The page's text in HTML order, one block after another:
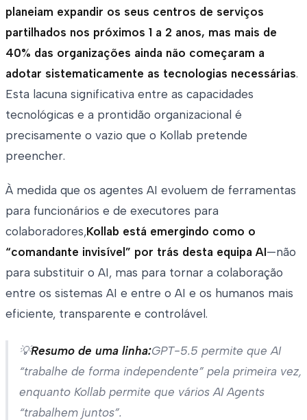
planeiam expandir os seus centros de serviços
partilhados nos próximos 1 a 2 anos, mas mais de
40% das organizações ainda não começaram a
adotar sistematicamente as tecnologias necessárias.
Esta lacuna significativa entre as capacidades
tecnológicas e a prontidão organizacional é
precisamente o vazio que o Kollab pretende
preencher.
À medida que os agentes AI evoluem de ferramentas
para funcionários e de executores para
colaboradores,Kollab está emergindo como o
“comandante invisível” por trás desta equipa AI—não
para substituir o AI, mas para tornar a colaboração
entre os sistemas AI e entre o AI e os humanos mais
eficiente, transparente e controlável.
💡Resumo de uma linha:GPT-5.5 permite que AI
“trabalhe de forma independente” pela primeira vez,
enquanto Kollab permite que vários AI Agents
“trabalhem juntos”.